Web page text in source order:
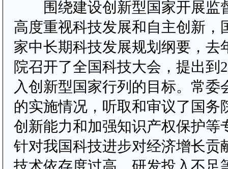
围绕建设创新型国家开展监
高度重视科技发展和自主创新，
家中长期科技发展规划纲要，去
院召开了全国科技大会，提出到
入创新型国家行列的目标。常委
的实施情况，听取和审议了国务
创新能力和加强知识产权保护等
针对我国科技进步对经济增长贡